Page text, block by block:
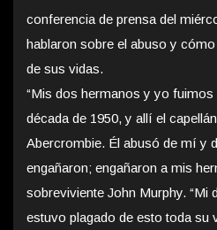
conferencia de prensa del
hablaron sobre el abuso y
de sus vidas.
“Mis dos hermanos y yo
década de 1950, y allí el
Abercrombie. Él abusó de mí y
engañaron; engañaron a mis
sobreviviente John Murphy. “Mi
estuvo plagado de esto toda su